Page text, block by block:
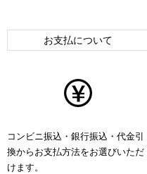
お支払について
コンビニ振込・銀行振込・代金引
換からお支払方法をお選びいただ
けます。